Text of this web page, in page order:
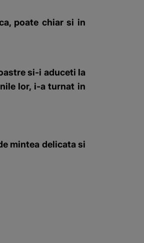
poate chiar si in
si-i aduceti la
lor, i-a turnat in
mintea delicata si